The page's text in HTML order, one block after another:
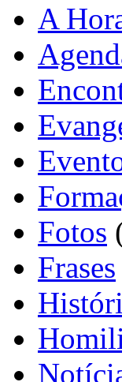
A
Fotos
Frases